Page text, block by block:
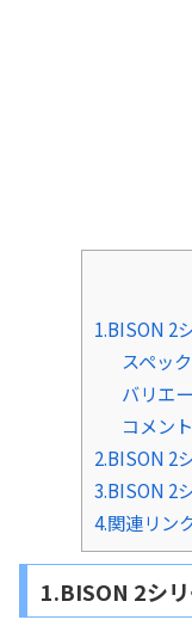
1.BISON 2
スペッ
バリエ
コメント
2.BISON 2
3.BISON 2
4.関連リン
1.BISON 2シ